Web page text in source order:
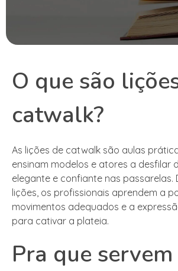
O que são
catwalk?
As lições de catwalk são aulas
ensinam modelos e atores a desfilar
elegante e confiante nas passarelas.
lições, os profissionais aprendem a
movimentos adequados e a
para cativar a plateia.
Pra que servem